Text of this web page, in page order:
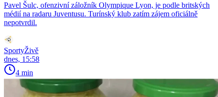
Pavel Šulc, ofenzivní záložník Olympique Lyon, je podle britských
médií na radaru Juventusu. Turínský klub zatím zájem oficiálně
nepotvrdil.
SportyŽivě
dnes, 15:58
4 min